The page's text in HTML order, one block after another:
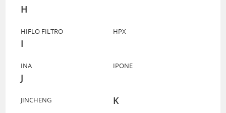
H
HIFLO FILTRO HPX
I
INA IPONE
J
JINCHENG K